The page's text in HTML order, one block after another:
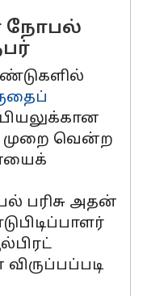
நோபல்
முறை வென்ற
பரிசு அதன்